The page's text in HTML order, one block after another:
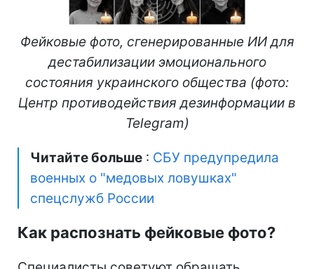
Фейковые фото, сгенерированные ИИ для
дестабилизации эмоционального
состояния украинского общества (фото:
Центр противодействия дезинформации в
Telegram)
Читайте больше : СБУ предупредила
военных о "медовых ловушках"
спецслужб России
Как распознать фейковые фото?